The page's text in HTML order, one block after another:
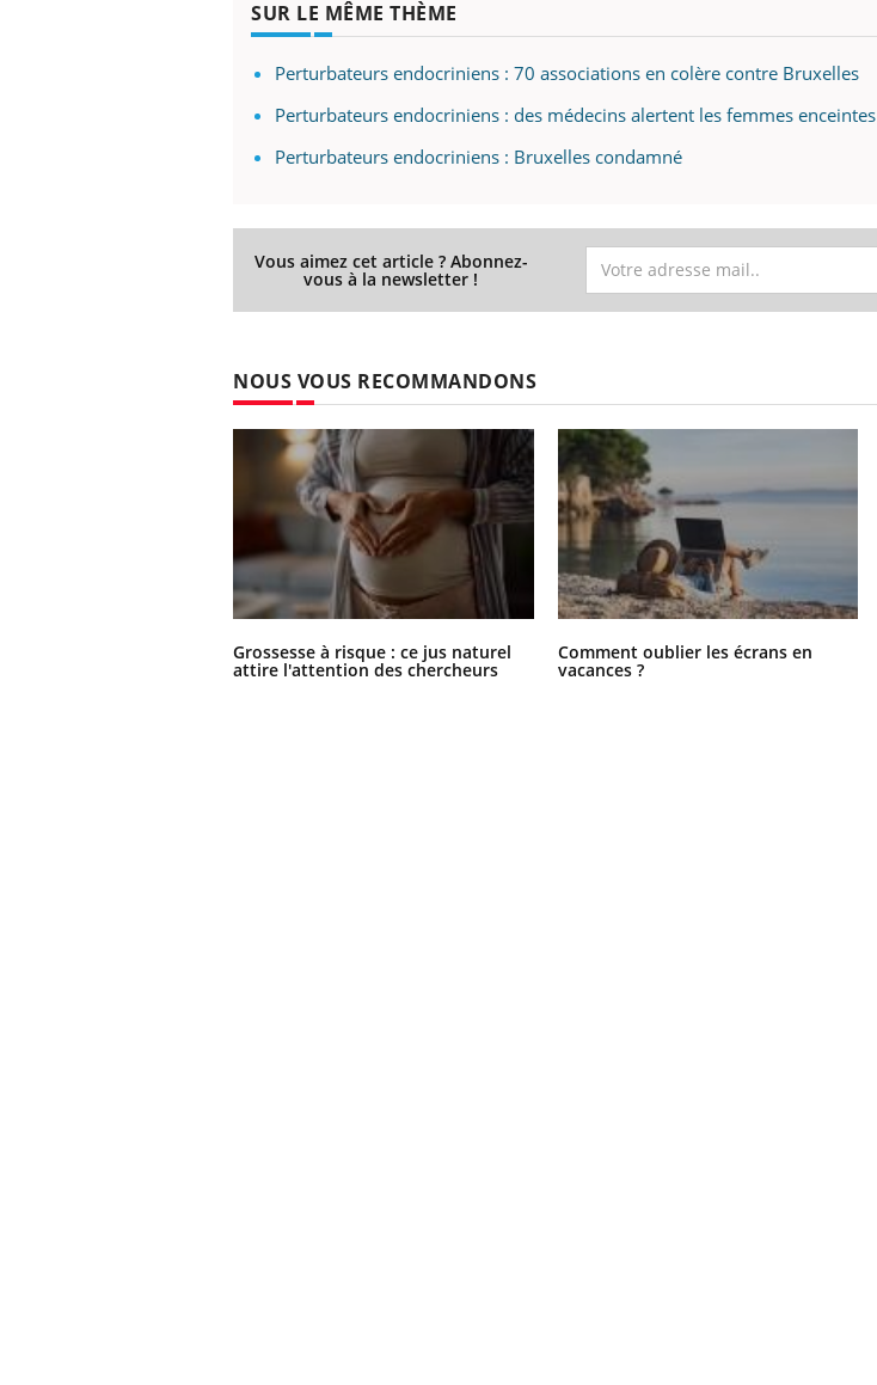
SUR LE MÊME THÈME
Perturbateurs endocriniens : 70 associations en colère contre Bruxelles
Perturbateurs endocriniens : des médecins alertent les femmes enceintes
Perturbateurs endocriniens : Bruxelles condamné
Vous aimez cet article ? Abonnez-
vous à la newsletter !
NOUS VOUS RECOMMANDONS
Grossesse à risque : ce jus naturel
attire l'attention des chercheurs
Comment oublier les écrans en
vacances ?